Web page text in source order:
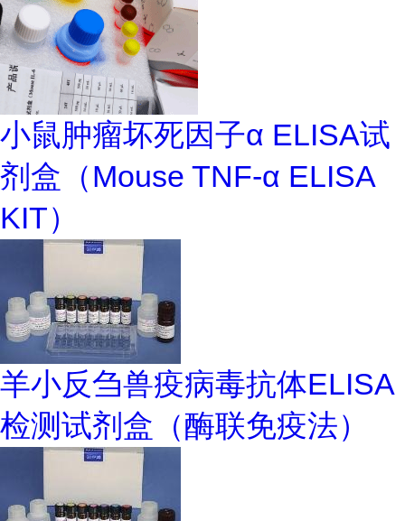
小鼠肿瘤坏死因子α ELISA试
剂盒（Mouse TNF-α ELISA
KIT）
羊小反刍兽疫病毒抗体ELISA
检测试剂盒（酶联免疫法）